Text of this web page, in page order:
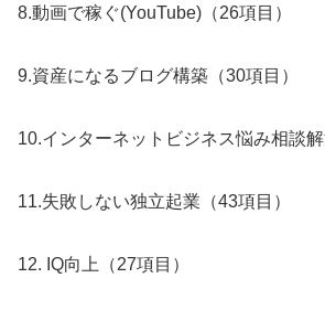
8.動画で稼ぐ(YouTube)（26項目）
9.資産になるブログ構築（30項目）
10.インターネットビジネス悩み相談解
11.失敗しない独立起業（43項目）
12. IQ向上（27項目）